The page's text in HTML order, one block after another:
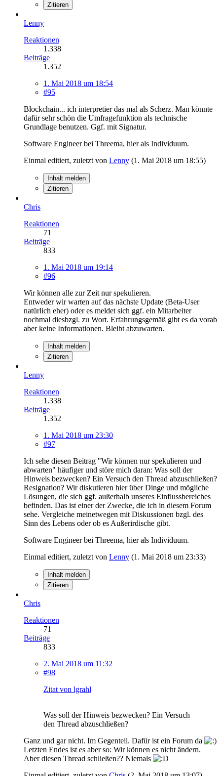
Zitieren
Lenny
Reaktionen
1.338
Beiträge
1.352
1. Mai 2018 um 18:54
#95
Blockchain... ich interpretier das mal als Scherz. Man könnte
dafür sehr schön die Umfragefunktion als technische
Grundlage benutzen. Ggf. mit Signatur.
Software Engineer bei Threema, hier als Individuum.
Einmal editiert, zuletzt von Lenny (1. Mai 2018 um 18:55)
Inhalt melden
Zitieren
Chris
Reaktionen
71
Beiträge
833
1. Mai 2018 um 19:14
#96
Wir können alle zur Zeit nur spekulieren.
Entweder wir warten auf das nächste Update (Beta-User
natürlich eher) oder es meldet sich ggf. ein Mitarbeiter
nochmal diesbzgl. zu Wort. Erfahrungsgemäß gibt es da vorab
aber keine Informationen. Bleibt abzuwarten.
Inhalt melden
Zitieren
Lenny
Reaktionen
1.338
Beiträge
1.352
1. Mai 2018 um 23:30
#97
Ich sehe diesen Beitrag "Wir können nur spekulieren und
abwarten" häufiger und störe mich daran: Was soll der
Hinweis bezwecken? Ein Versuch den Thread abzuschließen?
Resignation? Wir diskutieren hier über Dinge und mögliche
Lösungen, die sich ggf. außerhalb unseres Einflussbereiches
befinden. Das ist einer der Zwecke, die ich in diesem Forum
sehe. Vergleiche meinetwegen mit Diskussionen bzgl. des
Sinn des Lebens oder ob es Außerirdische gibt.
Software Engineer bei Threema, hier als Individuum.
Einmal editiert, zuletzt von Lenny (1. Mai 2018 um 23:33)
Inhalt melden
Zitieren
Chris
Reaktionen
71
Beiträge
833
2. Mai 2018 um 11:32
#98
Zitat von lgrahl
Was soll der Hinweis bezwecken? Ein Versuch
den Thread abzuschließen?
Ganz und gar nicht. Im Gegenteil. Dafür ist ein Forum da
Letzten Endes ist es aber so: Wir können es nicht ändern.
Aber diesen Thread schließen?? Niemals